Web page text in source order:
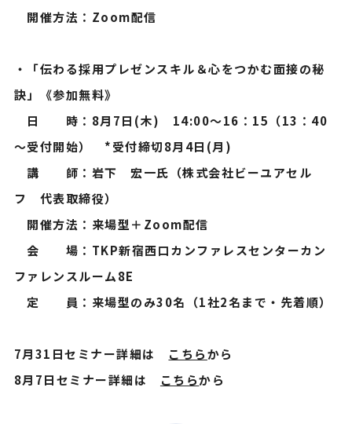
開催方法：Zoom配信
・「伝わる採用プレゼンスキル＆心をつかむ面接の秘
訣」《参加無料》
日 時：8月7日(木) 14:00～16：15（13：40
～受付開始） *受付締切8月4日(月)
講 師：岩下 宏一氏（株式会社ビーユアセル
フ 代表取締役）
開催方法：来場型＋Zoom配信
会 場：TKP新宿西口カンファレスセンターカン
ファレンスルーム8E
定 員：来場型のみ30名（1社2名まで・先着順）
7月31日セミナー詳細は こちらから
8月7日セミナー詳細は こちらから